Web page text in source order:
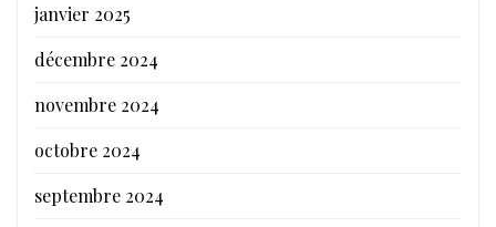
janvier 2025
décembre 2024
novembre 2024
octobre 2024
septembre 2024